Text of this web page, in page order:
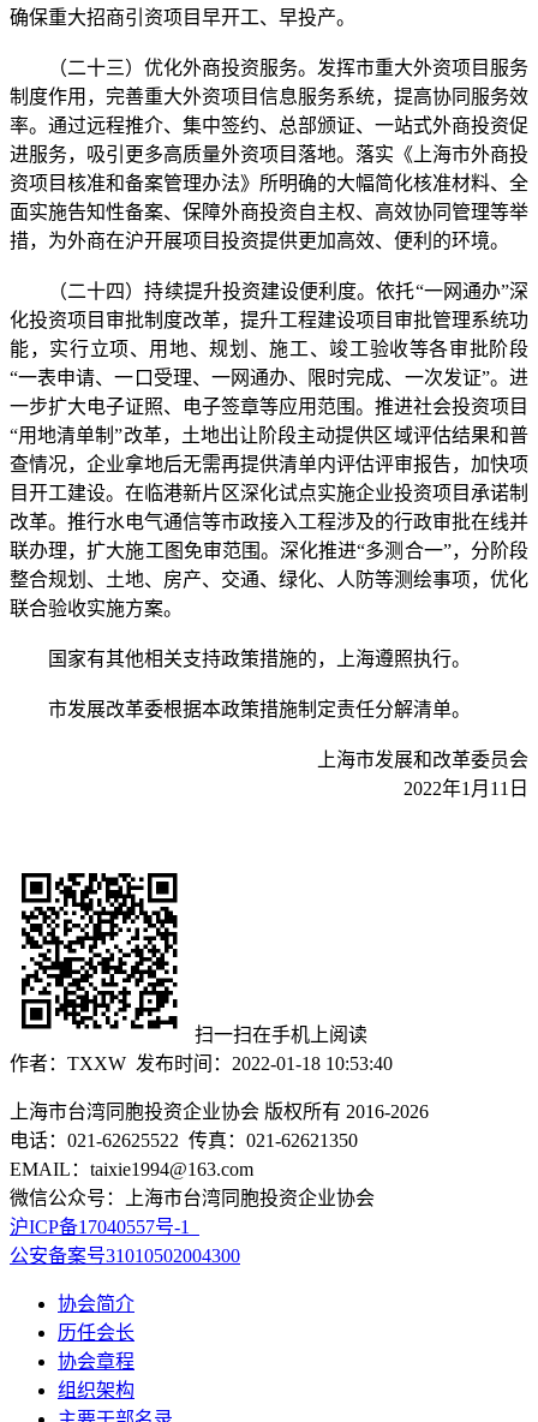
确保重大招商引资项目早开工、早投产。
（二十三）优化外商投资服务。发挥市重大外资项目服务
制度作用，完善重大外资项目信息服务系统，提高协同服务效
率。通过远程推介、集中签约、总部颁证、一站式外商投资促
进服务，吸引更多高质量外资项目落地。落实《上海市外商投
资项目核准和备案管理办法》所明确的大幅简化核准材料、全
面实施告知性备案、保障外商投资自主权、高效协同管理等举
措，为外商在沪开展项目投资提供更加高效、便利的环境。
（二十四）持续提升投资建设便利度。依托“一网通办”深
化投资项目审批制度改革，提升工程建设项目审批管理系统功
能，实行立项、用地、规划、施工、竣工验收等各审批阶段
“一表申请、一口受理、一网通办、限时完成、一次发证”。进
一步扩大电子证照、电子签章等应用范围。推进社会投资项目
“用地清单制”改革，土地出让阶段主动提供区域评估结果和普
查情况，企业拿地后无需再提供清单内评估评审报告，加快项
目开工建设。在临港新片区深化试点实施企业投资项目承诺制
改革。推行水电气通信等市政接入工程涉及的行政审批在线并
联办理，扩大施工图免审范围。深化推进“多测合一”，分阶段
整合规划、土地、房产、交通、绿化、人防等测绘事项，优化
联合验收实施方案。
国家有其他相关支持政策措施的，上海遵照执行。
市发展改革委根据本政策措施制定责任分解清单。
上海市发展和改革委员会
2022年1月11日
扫一扫在手机上阅读
作者：TXXW 发布时间：2022-01-18 10:53:40
上海市台湾同胞投资企业协会 版权所有 2016-2026
电话：021-62625522 传真：021-62621350
EMAIL：taixie1994@163.com
微信公众号：上海市台湾同胞投资企业协会
沪ICP备17040557号-1
公安备案号31010502004300
协会简介
历任会长
协会章程
组织架构